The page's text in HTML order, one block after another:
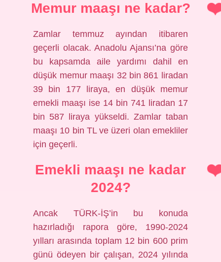
Memur maaşı ne kadar?
Zamlar temmuz ayından itibaren
geçerli olacak. Anadolu Ajansı’na göre
bu kapsamda aile yardımı dahil en
düşük memur maaşı 32 bin 861 liradan
39 bin 177 liraya, en düşük memur
emekli maaşı ise 14 bin 741 liradan 17
bin 587 liraya yükseldi. Zamlar taban
maaşı 10 bin TL ve üzeri olan emekliler
için geçerli.
Emekli maaşı ne kadar
2024?
Ancak TÜRK-İŞ’in bu konuda
hazırladığı rapora göre, 1990-2024
yılları arasında toplam 12 bin 600 prim
günü ödeyen bir çalışan, 2024 yılında